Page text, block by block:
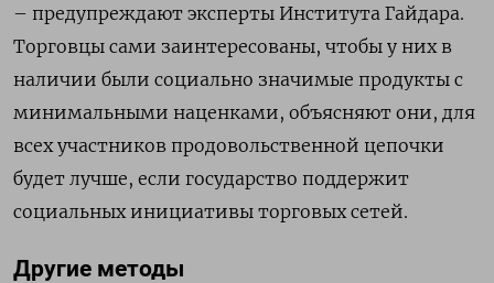
– предупреждают эксперты Института Гайдара.
Торговцы сами заинтересованы, чтобы у них в
наличии были социально значимые продукты с
минимальными наценками, объясняют они, для
всех участников продовольственной цепочки
будет лучше, если государство поддержит
социальных инициативы торговых сетей.
Другие методы